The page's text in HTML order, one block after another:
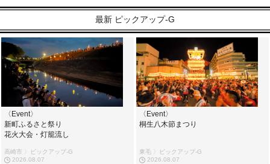
最新 ピックアップ-G
〈Event〉
新町ふるさと祭り
花火大会・灯籠流し
高崎市 〉ピックアップ-G
2026.08.07
〈Event〉
桐生八木節まつり
東毛 〉ピックアップ-G
2026.08.07